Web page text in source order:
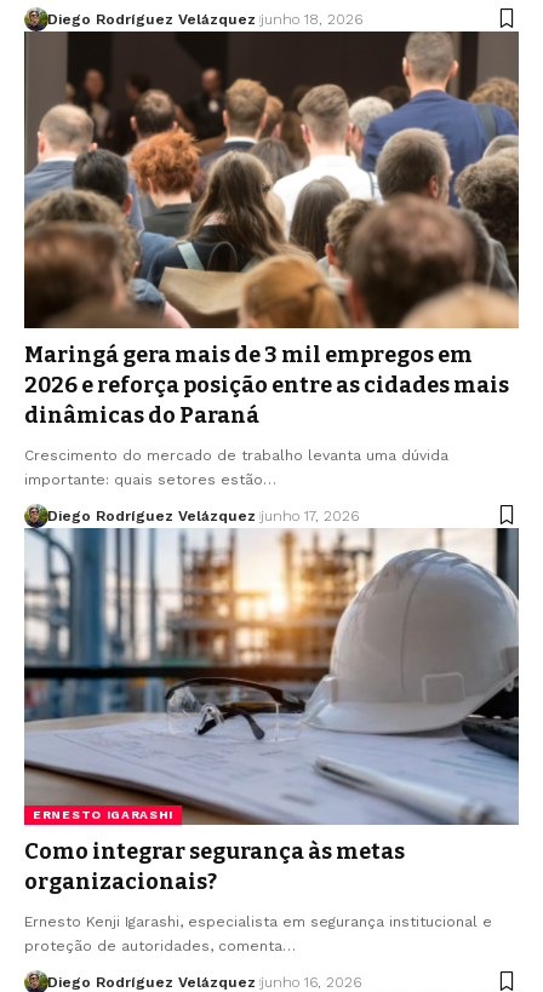
Diego Rodríguez Velázquez junho 18, 2026
Maringá gera mais de 3 mil empregos em
2026 e reforça posição entre as cidades mais
dinâmicas do Paraná
Crescimento do mercado de trabalho levanta uma dúvida
importante: quais setores estão…
Diego Rodríguez Velázquez junho 17, 2026
ERNESTO IGARASHI
Como integrar segurança às metas
organizacionais?
Ernesto Kenji Igarashi, especialista em segurança institucional e
proteção de autoridades, comenta…
Diego Rodríguez Velázquez junho 16, 2026